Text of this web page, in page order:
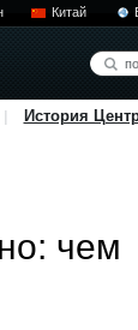
Китай
История
чем